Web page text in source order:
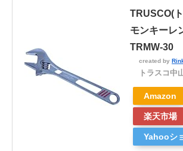
TRUSCO(
モンキーレ
TRMW-30
created by
トラスコ中
Amazon
楽天市場
Yahooシ